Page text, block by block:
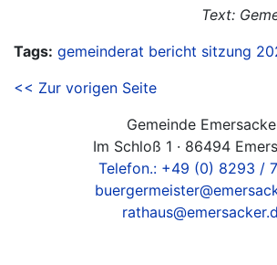
Text:
Tags: gemeinderat bericht sitzung
<< Zur vorigen Seite
Gemeinde
Im Schloß 1 · 86494
Telefon.: +49 (0) 8293 /